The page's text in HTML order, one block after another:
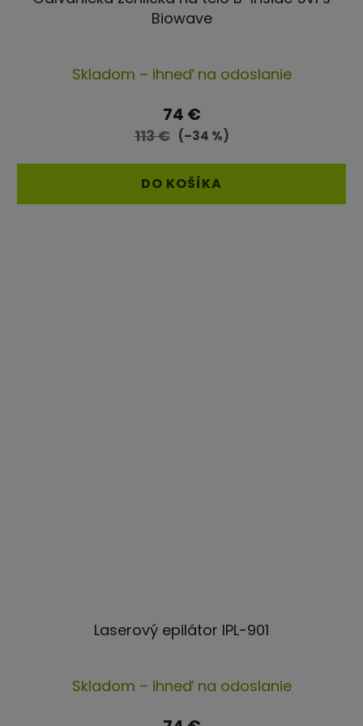
Biowave
hodnotenie
produktu
je
z
5
Skladom – ihneď na odoslanie
74 €
113 € (–34 %)
DO KOŠÍKA
Laserový epilátor IPL-901
hodnotenie
produktu
Skladom – ihneď na odoslanie